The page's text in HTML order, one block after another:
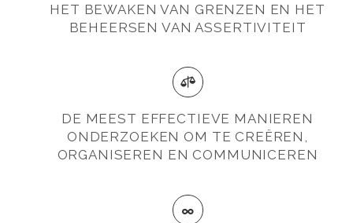
HET BEWAKEN VAN GRENZEN EN HET
BEHEERSEN VAN ASSERTIVITEIT
DE MEEST EFFECTIEVE MANIEREN
ONDERZOEKEN OM TE CREËREN,
ORGANISEREN EN COMMUNICEREN